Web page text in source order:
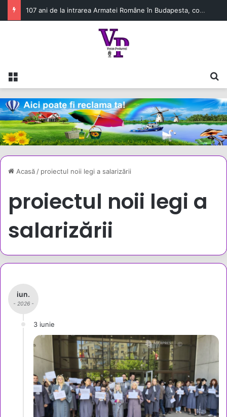
107 ani de la intrarea Armatei Române în Budapesta, comemorați printr-un eveniment dedicat eroilor Marii Uniri
Meniu
Acasă/ proiectul noii legi a salarizării
proiectul noii legi a
salarizării
iun.
- 2026 -
3 iunie